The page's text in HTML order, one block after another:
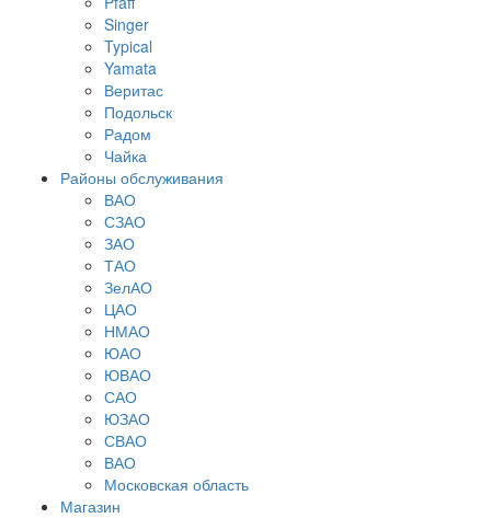
Singer
Typical
Yamata
Веритас
Подольск
Радом
Чайка
Районы обслуживания
ВАО
СЗАО
ЗАО
ТАО
ЗелАО
ЦАО
НМАО
ЮАО
ЮВАО
САО
ЮЗАО
СВАО
ВАО
Московская область
Магазин